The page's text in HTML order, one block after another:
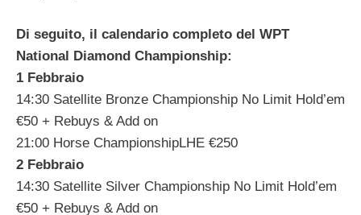
Di seguito, il calendario completo del WPT
National Diamond Championship:
1 Febbraio
14:30 Satellite Bronze Championship No Limit Hold’em
€50 + Rebuys & Add on
21:00 Horse ChampionshipLHE €250
2 Febbraio
14:30 Satellite Silver Championship No Limit Hold’em
€50 + Rebuys & Add on